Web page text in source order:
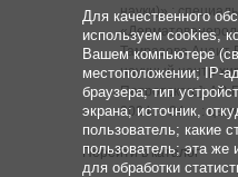
науки)» ;
Тамразова Анаит
научный центр
Петровского];
2024. ‒ 24 с. : цв.
Перейти в каталог
Для качественного
используем cookies,
Вашем компьютере
местоположении; IP-
браузера; тип
экрана; источник,
пользователь; какие
пользователь; эта же
для обработки